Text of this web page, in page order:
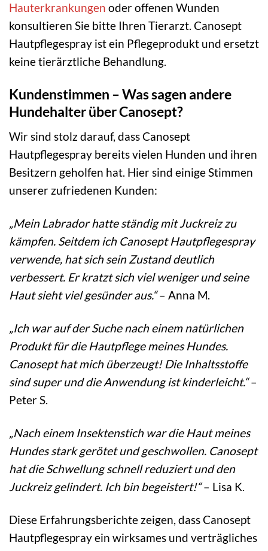
Hauterkrankungen oder offenen Wunden
konsultieren Sie bitte Ihren Tierarzt. Canosept
Hautpflegespray ist ein Pflegeprodukt und ersetzt
keine tierärztliche Behandlung.
Kundenstimmen – Was sagen andere
Hundehalter über Canosept?
Wir sind stolz darauf, dass Canosept
Hautpflegespray bereits vielen Hunden und ihren
Besitzern geholfen hat. Hier sind einige Stimmen
unserer zufriedenen Kunden:
„Mein Labrador hatte ständig mit Juckreiz zu
kämpfen. Seitdem ich Canosept Hautpflegespray
verwende, hat sich sein Zustand deutlich
verbessert. Er kratzt sich viel weniger und seine
Haut sieht viel gesünder aus.“– Anna M.
„Ich war auf der Suche nach einem natürlichen
Produkt für die Hautpflege meines Hundes.
Canosept hat mich überzeugt! Die Inhaltsstoffe
sind super und die Anwendung ist kinderleicht.“–
Peter S.
„Nach einem Insektenstich war die Haut meines
Hundes stark gerötet und geschwollen. Canosept
hat die Schwellung schnell reduziert und den
Juckreiz gelindert. Ich bin begeistert!“– Lisa K.
Diese Erfahrungsberichte zeigen, dass Canosept
Hautpflegespray ein wirksames und verträgliches